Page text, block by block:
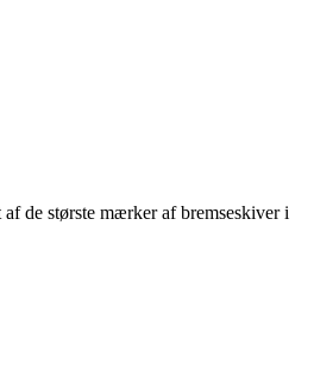
de største mærker af bremseskiver i